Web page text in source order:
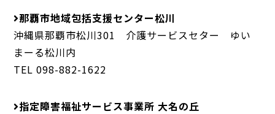
那覇市地域包括支援センター松川
沖縄県那覇市松川301 介護サービスセター ゆい
まーる松川内
TEL 098-882-1622
指定障害福祉サービス事業所 大名の丘